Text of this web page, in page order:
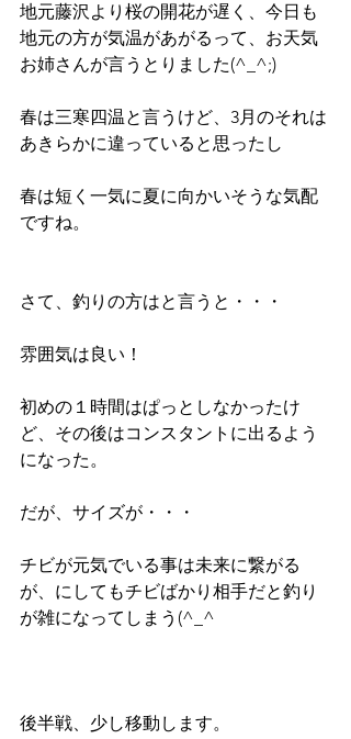
地元藤沢より桜の開花が遅く、今日も
地元の方が気温があがるって、お天気
お姉さんが言うとりました(^_^;)
春は三寒四温と言うけど、3月のそれは
あきらかに違っていると思ったし
春は短く一気に夏に向かいそうな気配
ですね。
さて、釣りの方はと言うと・・・
雰囲気は良い！
初めの１時間はぱっとしなかったけ
ど、その後はコンスタントに出るよう
になった。
だが、サイズが・・・
チビが元気でいる事は未来に繋がる
が、にしてもチビばかり相手だと釣り
が雑になってしまう(^_^ゞ
後半戦、少し移動します。